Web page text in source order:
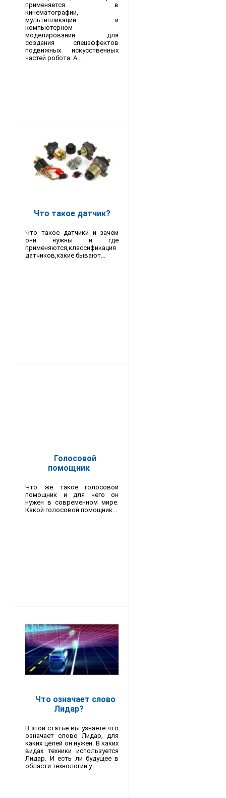
применяется в
кинематографии,
мультипликации и
компьютерном
моделировании для
создания спецэффектов
подвижных искусственных
частей робота. А...
Что такое датчик?
Что такое датчики и зачем
они нужны и где
применяются,классификация
датчиков,какие бывают...
Голосовой
помощник
Что же такое голосовой
помощник и для чего он
нужен в современном мире.
Какой голосовой помощник...
Что означает слово
Лидар?
В этой статье вы узнаете что
означает слово Лидар, для
каких целей он нужен. В каких
видах техники используется
Лидар. И есть ли будущее в
области технологии у...